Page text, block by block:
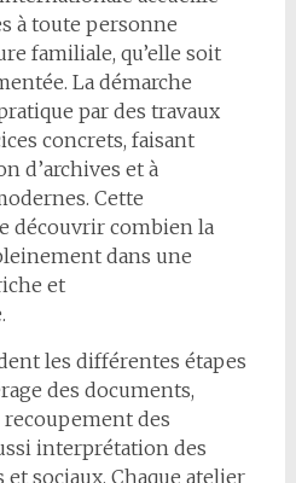
à toute personne
familiale, qu’elle soit
La démarche
par des travaux
concrets, faisant
d’archives et à
Cette
découvrir combien la
dans une
et
les différentes étapes
des documents,
recoupement des
interprétation des
sociaux. Chaque atelier